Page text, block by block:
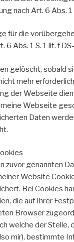
nach Art. 6 Abs. 1
für die
6 Abs. 1 S. 1 lit. f
gelöscht, sobald
mehr
der Webseite
Webseite
Daten
zuvor genannten
Website
Bei Cookies
die auf Ihrer
Browser
welche der Stelle,
mir), bestimmte